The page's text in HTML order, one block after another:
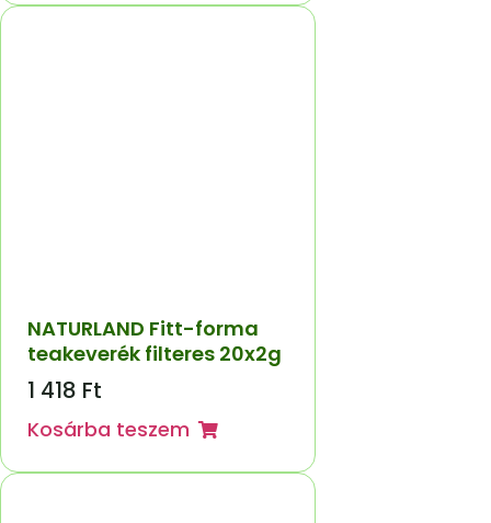
NATURLAND Fitt-forma
teakeverék filteres 20x2g
1 418 Ft
Kosárba teszem